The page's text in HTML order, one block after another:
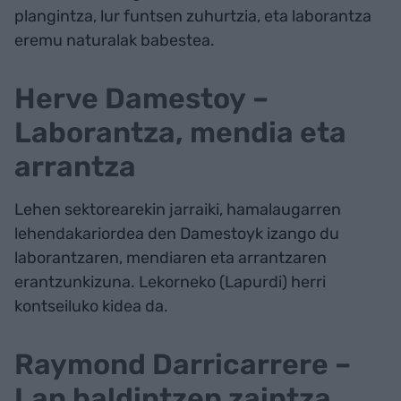
plangintza, lur funtsen zuhurtzia, eta laborantza
eremu naturalak babestea.
Herve Damestoy –
Laborantza, mendia eta
arrantza
Lehen sektorearekin jarraiki, hamalaugarren
lehendakariordea den Damestoyk izango du
laborantzaren, mendiaren eta arrantzaren
erantzunkizuna. Lekorneko (Lapurdi) herri
kontseiluko kidea da.
Raymond Darricarrere –